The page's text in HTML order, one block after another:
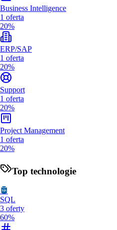
Business Intelligence
1 oferta
20%
ERP/SAP
1 oferta
20%
Support
1 oferta
20%
Project Management
1 oferta
20%
Top technologie
SQL
3 oferty
60%